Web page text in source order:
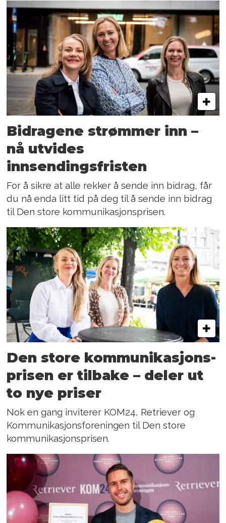
Bidragene strømmer inn –
nå utvides
innsendingsfristen
For å sikre at alle rekker å sende inn bidrag, får
du nå enda litt tid på deg til å sende inn bidrag
til Den store kommunikasjonsprisen.
Den store kommunikasjons­
prisen er tilbake – deler ut
to nye priser
Nok en gang inviterer KOM24, Retriever og
Kommunikasjonsforeningen til Den store
kommunikasjonsprisen.